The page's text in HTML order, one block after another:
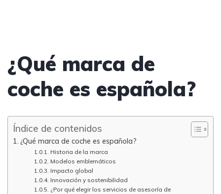
¿Qué marca de
coche es española?
Índice de contenidos
¿Qué marca de coche es española?
Historia de la marca
Modelos emblemáticos
Impacto global
Innovación y sostenibilidad
¿Por qué elegir los servicios de asesoría de